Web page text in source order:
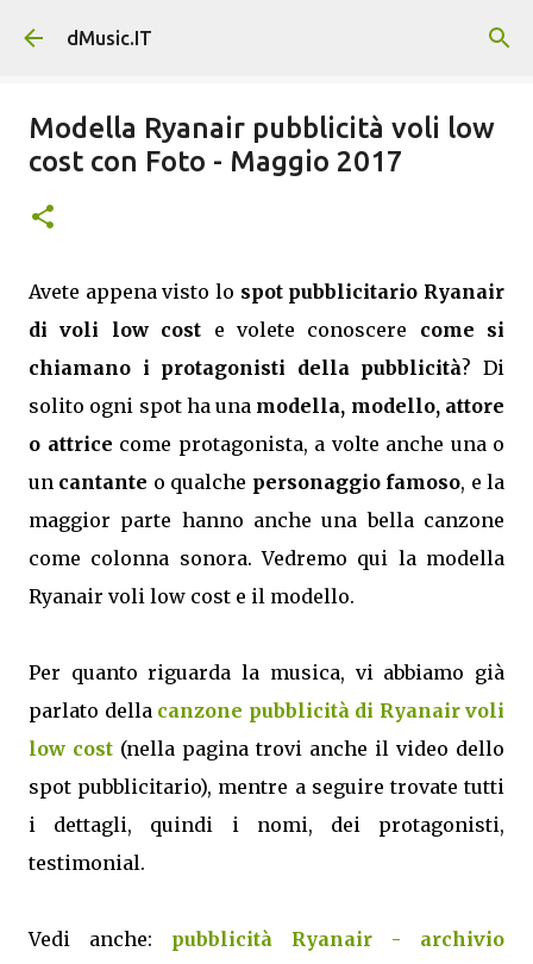
Passa ai contenuti principali
dMusic.IT
Modella Ryanair pubblicità voli low
cost con Foto - Maggio 2017
Avete appena visto lo spot pubblicitario Ryanair
di voli low cost e volete conoscere come si
chiamano i protagonisti della pubblicità? Di
solito ogni spot ha una modella, modello, attore
o attrice come protagonista, a volte anche una o
un cantante o qualche personaggio famoso, e la
maggior parte hanno anche una bella canzone
come colonna sonora. Vedremo qui la modella
Ryanair voli low cost e il modello.
Per quanto riguarda la musica, vi abbiamo già
parlato della canzone pubblicità di Ryanair voli
low cost (nella pagina trovi anche il video dello
spot pubblicitario), mentre a seguire trovate tutti
i dettagli, quindi i nomi, dei protagonisti,
testimonial.
Vedi anche: pubblicità Ryanair - archivio